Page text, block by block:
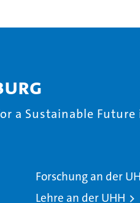
a Sustainable Future
Forschung an der
Lehre an der UHH